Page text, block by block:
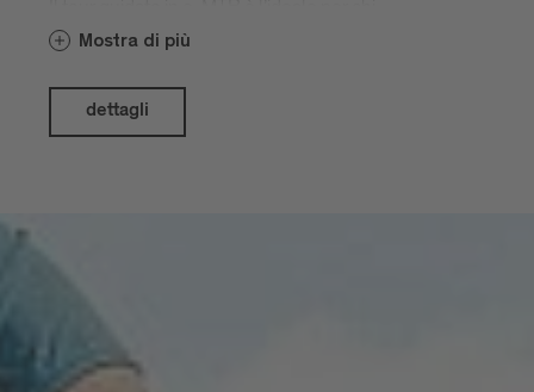
ama macinare dislivello e desidera
divertente.
Mostra di più
dettagli